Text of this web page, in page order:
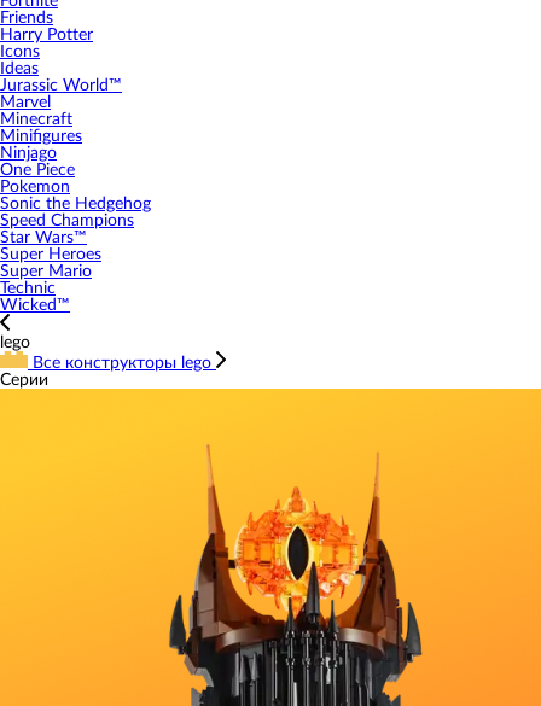
Friends
Harry Potter
Icons
Ideas
Jurassic World™
Marvel
Minecraft
Minifigures
Ninjago
One Piece
Pokemon
Sonic the Hedgehog
Speed Champions
Star Wars™
Super Heroes
Super Mario
Technic
Wicked™
lego
Все конструкторы lego
Серии